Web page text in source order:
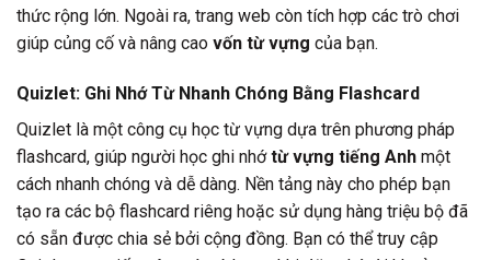
thức rộng lớn. Ngoài ra, trang web còn tích hợp các trò chơi
giúp củng cố và nâng cao vốn từ vựng của bạn.
Quizlet: Ghi Nhớ Từ Nhanh Chóng Bằng Flashcard
Quizlet là một công cụ học từ vựng dựa trên phương pháp
flashcard, giúp người học ghi nhớtừ vựng tiếng Anh một
cách nhanh chóng và dễ dàng. Nền tảng này cho phép bạn
tạo ra các bộ flashcard riêng hoặc sử dụng hàng triệu bộ đã
có sẵn được chia sẻ bởi cộng đồng. Bạn có thể truy cập